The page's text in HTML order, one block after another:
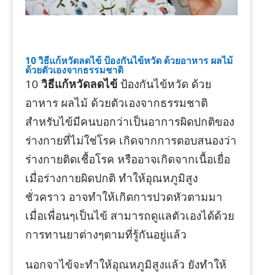
10 วิธีแก้หวัดลดไข้ ป้องกันไข้หวัด ด้วยอาหาร ผลไม้
ด้วยตัวเองจากธรรมชาติ
10 วิธีแก้หวัดลดไข้ป้องกันไข้หวัด ด้วย
อาหาร ผลไม้ ด้วยตัวเองจากธรรมชาติ
สำหรับไข้มีคนบอกว่าเป็นอาการผิดปกติของ
ร่างกายที่ไม่ใช่โรค เกิดจากการตอบสนองว่า
ร่างกายติดเชื้อโรค หรืออาจเกิดจากเนื้อเยื่อ
เมื่อร่างกายผิดปกติ ทำให้อุณหภูมิสูง
ชั่วคราว อาจทำให้เกิดการปวดหัวตามมา
เมื่อเพื่อนๆเป็นไข้ สามารถดูแลตัวเองได้ด้วย
การทานยาต่างๆตามที่รู้กันอยู่แล้ว
นอกจาไข้จะทำให้อุณหภูมิสูงแล้ว ยังทำให้